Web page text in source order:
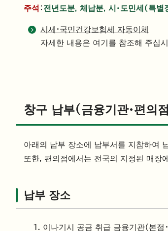
주석 ： 전년도분, 체납분, 시·도민세(특
시세·국민건강보험세 자동이체
자세한 내용은 여기를 참조해 주십
창구 납부(금융기관·편의
아래의 납부 장소에 납부서를 지참하여
또한, 편의점에서는 전국의 지정된 매
납부 장소
이나기시 공금 취급 금융기관(본점